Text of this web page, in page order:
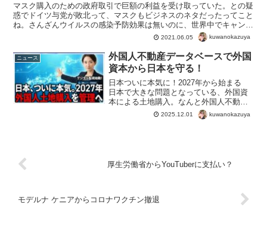
マスク購入のための政府取引で巨額の利益を受け取っていた。との疑
惑でドイツ与党が敗北って、マスクもビジネスのネタだったってこと
ね。さんざんウイルスの感染予防効果は無いのに、世界中でキャンペ
ーンが張られたのは、こういうビジネス的な事情だったわけ...
2021.06.05 kuwanokazuya
ニュース
外国人不動産データベースで外国
資本から日本を守る！
日本ついに本気に！2027年から始まる
日本で大きな問題となっている、外国資
本による土地購入。なんと外国人不動産
データベースで管理を開始へ！外国人が
日本の土地やマンションを購入する仕組
2025.12.01 kuwanokazuya
厚生労働省からYouTuberに支払い？
モデルナ ケニアからコロナワクチン撤退